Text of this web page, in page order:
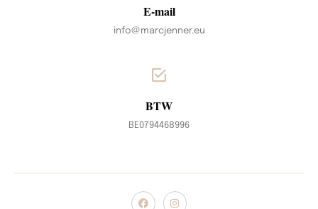
E-mail
info@marcjenner.eu
BTW
BE0794468996